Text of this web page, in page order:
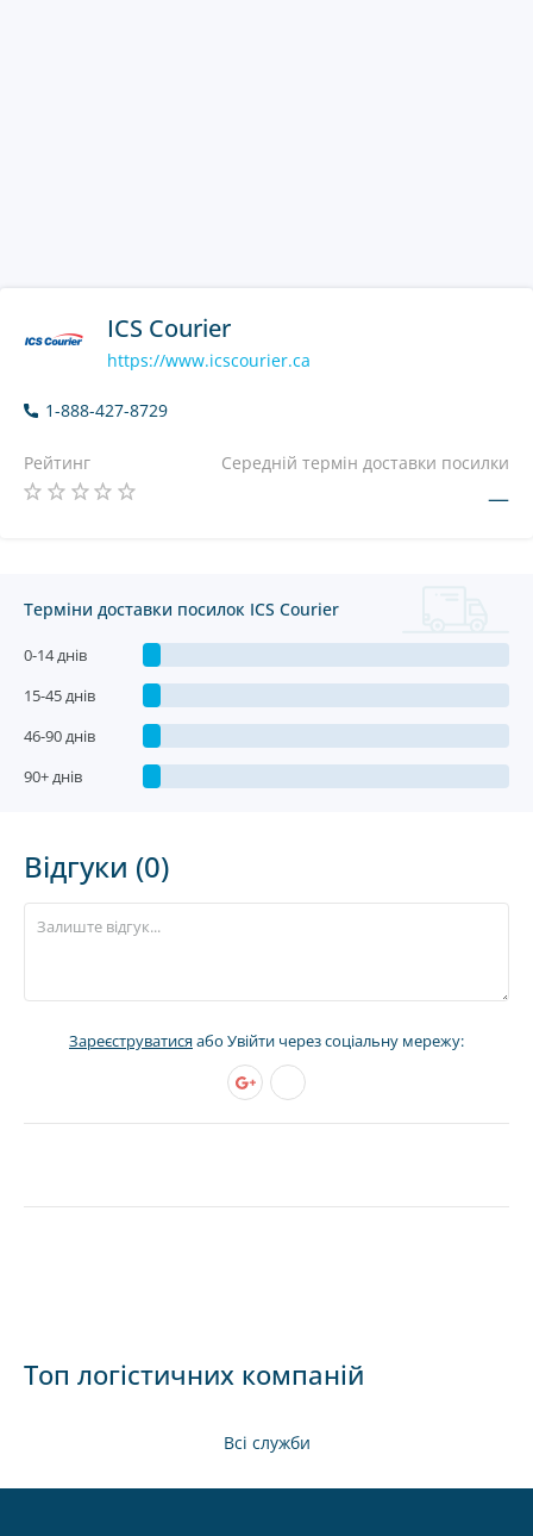
ICS Courier
https://www.icscourier.ca
1-888-427-8729
Рейтинг Середній термін доставки посилки
—
Терміни доставки посилок ICS Courier
0-14 днів
15-45 днів
46-90 днів
90+ днів
Відгуки (0)
Зареєструватисяабо Увійти через соціальну мережу:
Топ логістичних компаній
Всі служби